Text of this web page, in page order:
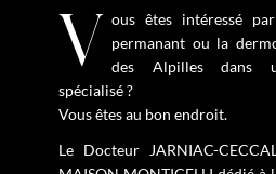
Vous êtes intéressé par le maquillage semi-
permanant ou la
des Alpilles dans
spécialisé ?
Vous êtes au bon endroit.
Le Docteur JARNIAC-